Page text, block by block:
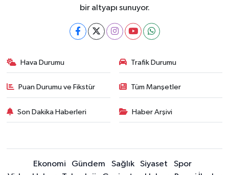
bir altyapı sunuyor.
Hava Durumu Trafik Durumu
Puan Durumu ve Fikstür Tüm Manşetler
Son Dakika Haberleri Haber Arşivi
Ekonomi Gündem Sağlık Siyaset
Spor